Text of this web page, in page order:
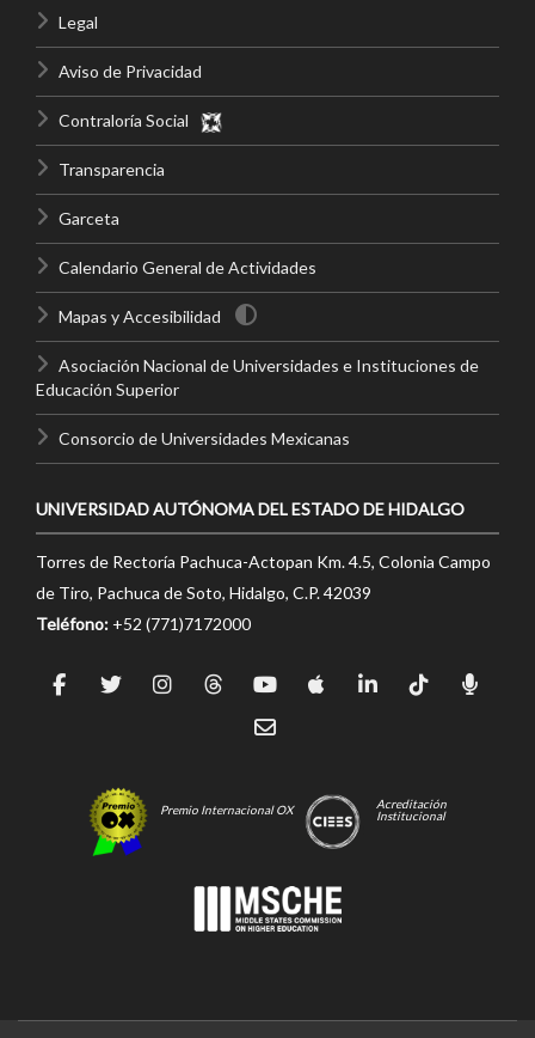
Legal
Aviso de Privacidad
Contraloría Social
Transparencia
Garceta
Calendario General de Actividades
Mapas y Accesibilidad
Asociación Nacional de Universidades e Instituciones de
Educación Superior
Consorcio de Universidades Mexicanas
UNIVERSIDAD AUTÓNOMA DEL ESTADO DE HIDALGO
Torres de Rectoría Pachuca-Actopan Km. 4.5, Colonia Campo
de Tiro, Pachuca de Soto, Hidalgo, C.P. 42039
Teléfono: +52 (771)7172000
Premio Internacional OX
Acreditación
Institucional